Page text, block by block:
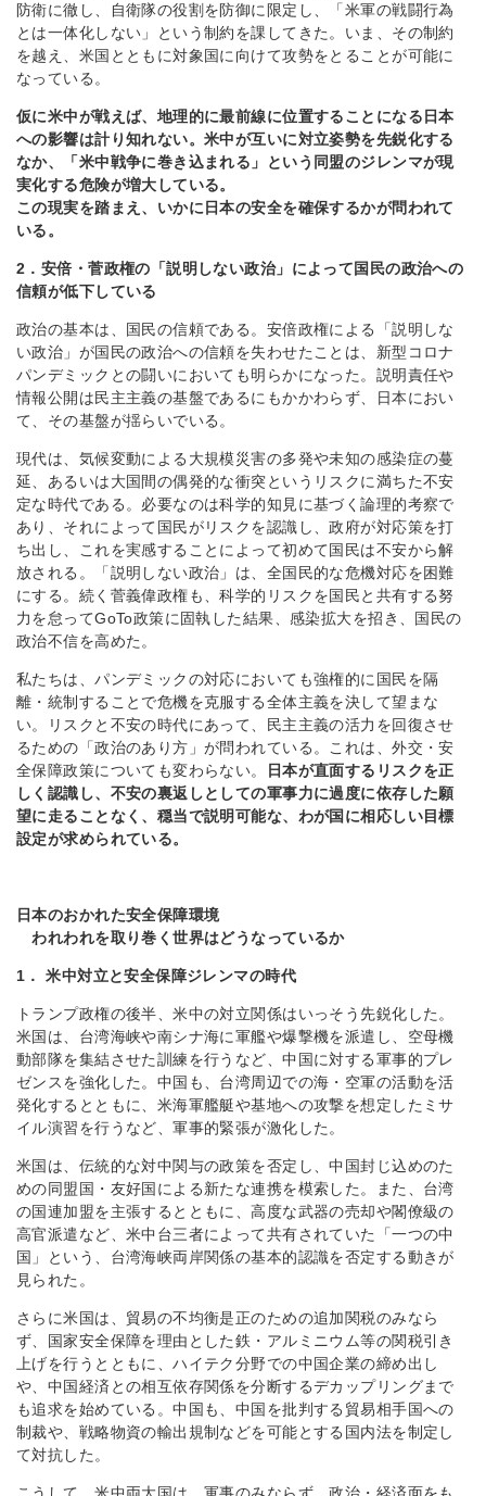
防衛に徹し、自衛隊の役割を防御に限定し、「米軍の戦闘行為
とは一体化しない」という制約を課してきた。いま、その制約
を越え、米国とともに対象国に向けて攻勢をとることが可能に
なっている。
仮に米中が戦えば、地理的に最前線に位置することになる日本
への影響は計り知れない。米中が互いに対立姿勢を先鋭化する
なか、「米中戦争に巻き込まれる」という同盟のジレンマが現
実化する危険が増大している。
この現実を踏まえ、いかに日本の安全を確保するかが問われて
いる。
2．安倍・菅政権の「説明しない政治」によって国民の政治への
信頼が低下している
政治の基本は、国民の信頼である。安倍政権による「説明しな
い政治」が国民の政治への信頼を失わせたことは、新型コロナ
パンデミックとの闘いにおいても明らかになった。説明責任や
情報公開は民主主義の基盤であるにもかかわらず、日本におい
て、その基盤が揺らいでいる。
現代は、気候変動による大規模災害の多発や未知の感染症の蔓
延、あるいは大国間の偶発的な衝突というリスクに満ちた不安
定な時代である。必要なのは科学的知見に基づく論理的考察で
あり、それによって国民がリスクを認識し、政府が対応策を打
ち出し、これを実感することによって初めて国民は不安から解
放される。「説明しない政治」は、全国民的な危機対応を困難
にする。続く菅義偉政権も、科学的リスクを国民と共有する努
力を怠ってGoTo政策に固執した結果、感染拡大を招き、国民の
政治不信を高めた。
私たちは、パンデミックの対応においても強権的に国民を隔
離・統制することで危機を克服する全体主義を決して望まな
い。リスクと不安の時代にあって、民主主義の活力を回復させ
るための「政治のあり方」が問われている。これは、外交・安
全保障政策についても変わらない。
日本が直面するリスクを正
しく認識し、不安の裏返しとしての軍事力に過度に依存した願
望に走ることなく、穏当で説明可能な、わが国に相応しい目標
設定が求められている。
日本のおかれた安全保障環境
われわれを取り巻く世界はどうなっているか
1． 米中対立と安全保障ジレンマの時代
トランプ政権の後半、米中の対立関係はいっそう先鋭化した。
米国は、台湾海峡や南シナ海に軍艦や爆撃機を派遣し、空母機
動部隊を集結させた訓練を行うなど、中国に対する軍事的プレ
ゼンスを強化した。中国も、台湾周辺での海・空軍の活動を活
発化するとともに、米海軍艦艇や基地への攻撃を想定したミサ
イル演習を行うなど、軍事的緊張が激化した。
米国は、伝統的な対中関与の政策を否定し、中国封じ込めのた
めの同盟国・友好国による新たな連携を模索した。また、台湾
の国連加盟を主張するとともに、高度な武器の売却や閣僚級の
高官派遣など、米中台三者によって共有されていた「一つの中
国」という、台湾海峡両岸関係の基本的認識を否定する動きが
見られた。
さらに米国は、貿易の不均衡是正のための追加関税のみなら
ず、国家安全保障を理由とした鉄・アルミニウム等の関税引き
上げを行うとともに、ハイテク分野での中国企業の締め出し
や、中国経済との相互依存関係を分断するデカップリングまで
も追求を始めている。中国も、中国を批判する貿易相手国への
制裁や、戦略物資の輸出規制などを可能とする国内法を制定し
て対抗した。